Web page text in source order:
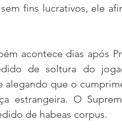
fins lucrativos, ele
acontece dias após
de soltura do
alegando que o
estrangeira. O
de habeas corpus.